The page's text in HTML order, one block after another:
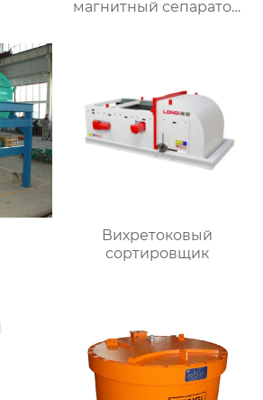
магнитный сепаратор
Вихретоковый
сортировщик